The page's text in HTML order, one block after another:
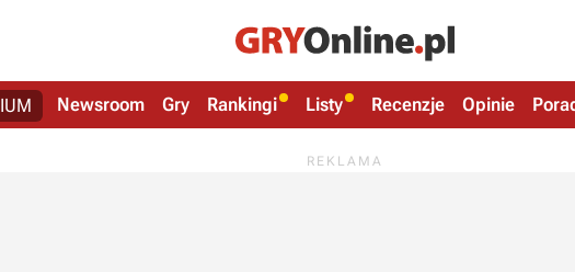
Newsroom Gry Rankingi Listy Recenzje Opinie